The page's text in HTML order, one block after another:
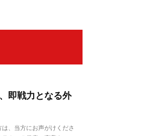
即戦力となる外
、当方にお声がけくださ